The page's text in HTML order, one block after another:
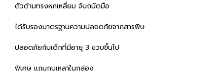
ตัวด้ามทรงหกเหลี่ยม จับถนัดมือ
ได้รับรองมาตรฐานความปลอดภัยจากสารพิษ
ปลอดภัยกับเด็กที่มีอายุ 3 ขวบขึ้นไป
พิเศษ แถมกบเหลาในกล่อง